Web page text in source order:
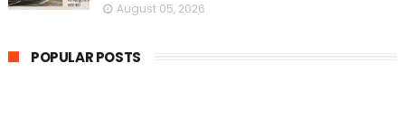
August 05, 2026
POPULAR POSTS